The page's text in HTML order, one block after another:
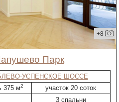
+8
Парк
УСПЕНСКОЕ ШОССЕ
375 м2
участок 20 соток
3 спальни